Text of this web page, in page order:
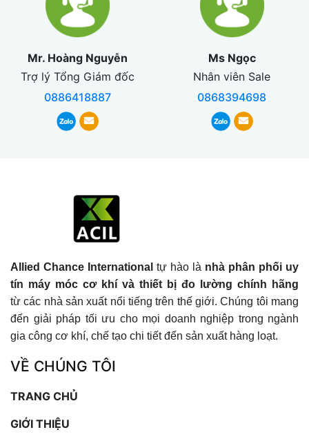
Mr. Hoàng Nguyễn
Trợ lý Tổng Giám đốc
0886418887
Ms Ngọc
Nhân viên Sale
0868394698
Allied Chance International tự hào là nhà phân phối uy
tín máy móc cơ khí và thiết bị đo lường chính hãng
từ các nhà sản xuất nổi tiếng trên thế giới. Chúng tôi mang
đến giải pháp tối ưu cho mọi doanh nghiệp trong ngành
gia công cơ khí, chế tạo chi tiết đến sản xuất hàng loạt.
VỀ CHÚNG TÔI
TRANG CHỦ
GIỚI THIỆU